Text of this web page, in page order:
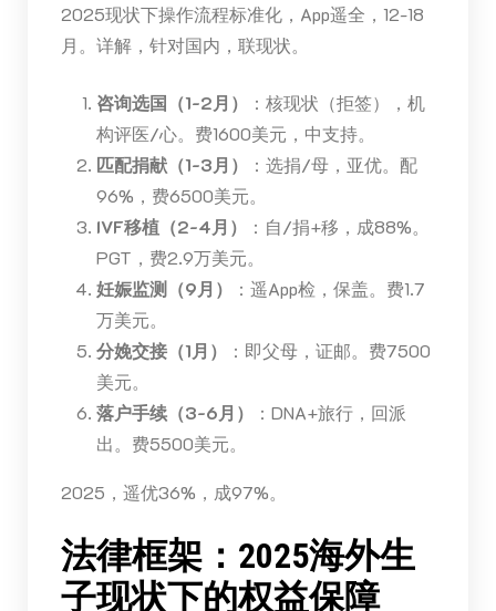
2025现状下操作流程标准化，App遥全，12-18
月。详解，针对国内，联现状。
咨询选国（1-2月）
：核现状（拒签），机
构评医/心。费1600美元，中支持。
匹配捐献（1-3月）
：选捐/母，亚优。配
96%，费6500美元。
IVF移植（2-4月）
：自/捐+移，成88%。
PGT，费2.9万美元。
妊娠监测（9月）
：遥App检，保盖。费1.7
万美元。
分娩交接（1月）
：即父母，证邮。费7500
美元。
落户手续（3-6月）
：DNA+旅行，回派
出。费5500美元。
2025，遥优36%，成97%。
法律框架：2025海外生
子现状下的权益保障